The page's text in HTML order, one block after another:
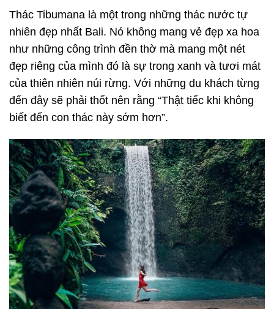
Thác Tibumana là một trong những thác nước tự
nhiên đẹp nhất Bali. Nó không mang vẻ đẹp xa hoa
như những công trình đền thờ mà mang một nét
đẹp riêng của mình đó là sự trong xanh và tươi mát
của thiên nhiên núi rừng. Với những du khách từng
đến đây sẽ phải thốt nên rằng “Thật tiếc khi không
biết đến con thác này sớm hơn”.